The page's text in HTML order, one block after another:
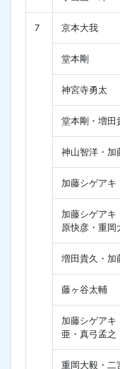
7 京本大我
堂本剛
神宮寺勇太
堂本剛・増田
神山智洋・加
加藤シゲアキ
加藤シゲアキ
原快彦・重岡
増田貴久・加
藤ヶ谷太輔
加藤シゲアキ
亜・真弓孟之
重岡大毅・二